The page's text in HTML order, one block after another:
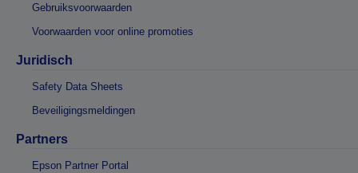
Gebruiksvoorwaarden
Voorwaarden voor online promoties
Juridisch
Safety Data Sheets
Beveiligingsmeldingen
Partners
Epson Partner Portal